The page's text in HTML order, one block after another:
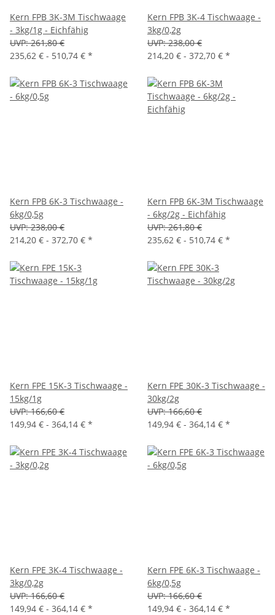
Kern FPB 3K-3M Tischwaage
- 3kg/1g - Eichfähig
UVP: 261,80 €
235,62 € - 510,74 € *
Kern FPB 3K-4 Tischwaage -
3kg/0,2g
UVP: 238,00 €
214,20 € - 372,70 € *
Kern FPB 6K-3 Tischwaage -
6kg/0,5g
UVP: 238,00 €
214,20 € - 372,70 € *
Kern FPB 6K-3M Tischwaage
- 6kg/2g - Eichfähig
UVP: 261,80 €
235,62 € - 510,74 € *
Kern FPE 15K-3 Tischwaage -
15kg/1g
UVP: 166,60 €
149,94 € - 364,14 € *
Kern FPE 30K-3 Tischwaage -
30kg/2g
UVP: 166,60 €
149,94 € - 364,14 € *
Kern FPE 3K-4 Tischwaage -
3kg/0,2g
UVP: 166,60 €
149,94 € - 364,14 € *
Kern FPE 6K-3 Tischwaage -
6kg/0,5g
UVP: 166,60 €
149,94 € - 364,14 € *